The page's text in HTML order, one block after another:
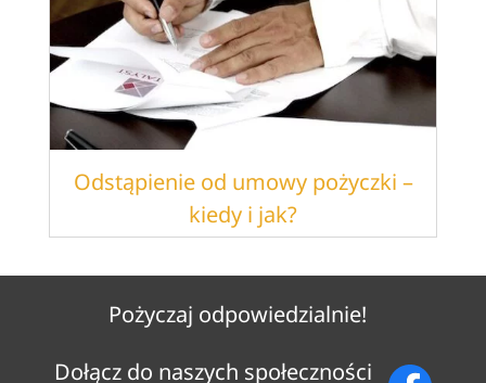
Odstąpienie od umowy pożyczki –
kiedy i jak?
Pożyczaj odpowiedzialnie!
Dołącz do naszych społeczności